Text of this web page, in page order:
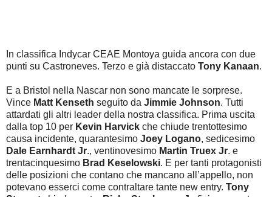
In classifica Indycar CEAE Montoya guida ancora con due
punti su Castroneves. Terzo e già distaccato Tony Kanaan.
E a Bristol nella Nascar non sono mancate le sorprese.
Vince Matt Kenseth seguito da Jimmie Johnson. Tutti
attardati gli altri leader della nostra classifica. Prima uscita
dalla top 10 per Kevin Harvick che chiude trentottesimo
causa incidente, quarantesimo Joey Logano, sedicesimo
Dale Earnhardt Jr., ventinovesimo Martin Truex Jr. e
trentacinquesimo Brad Keselowski. E per tanti protagonisti
delle posizioni che contano che mancano all’appello, non
potevano esserci come contraltare tante new entry. Tony